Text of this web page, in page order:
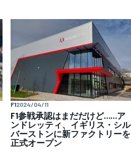
F12024/04/11
F1参戦承認はまだだけど……ア
ンドレッティ、イギリス・シル
バーストンに新ファクトリーを
正式オープン